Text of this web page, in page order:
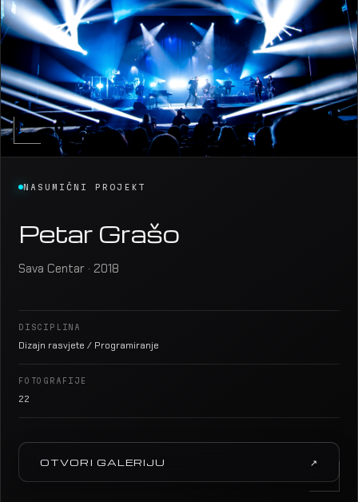
NASUMIČNI PROJEKT
Petar Grašo
Sava Centar · 2018
DISCIPLINA
Dizajn rasvjete / Programiranje
FOTOGRAFIJE
22
OTVORI GALERIJU ↗